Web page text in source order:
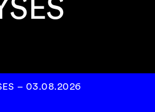
– 03.08.2026